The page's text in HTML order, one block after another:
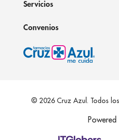
Servicios
Convenios
© 2026 Cruz Azul. Todos
Powered